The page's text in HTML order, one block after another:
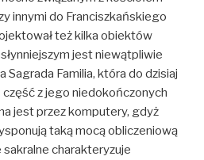
innymi do Franciszkańskiego
też kilka obiektów
jest niewątpliwie
Sagrada Familia, która do dzisiaj
z jego niedokończonych
jest przez komputery, gdyż
taką mocą obliczeniową
charakteryzuje